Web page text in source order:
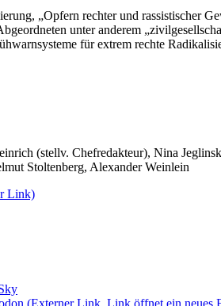
„Opfern rechter und rassistischer
unter anderem
für extrem rechte
(stellv. Chefredakteur), Nina
Stoltenberg, Alexander Weinlein
Link)